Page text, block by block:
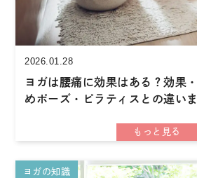
2026.01.28
ヨガは腰痛に効果はある？効果
めポーズ・ピラティスとの違い
ヨガの知識